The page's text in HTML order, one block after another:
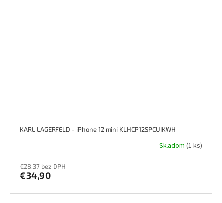
KARL LAGERFELD - iPhone 12 mini KLHCP12SPCUIKWH
Skladom (1 ks)
€28,37 bez DPH
€34,90